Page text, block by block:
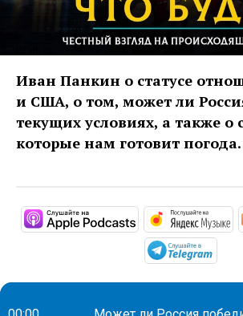
Иван Панкин о статусе
и США, о том, может ли
текущих условиях, а также о
которые нам готовит погода.
https://